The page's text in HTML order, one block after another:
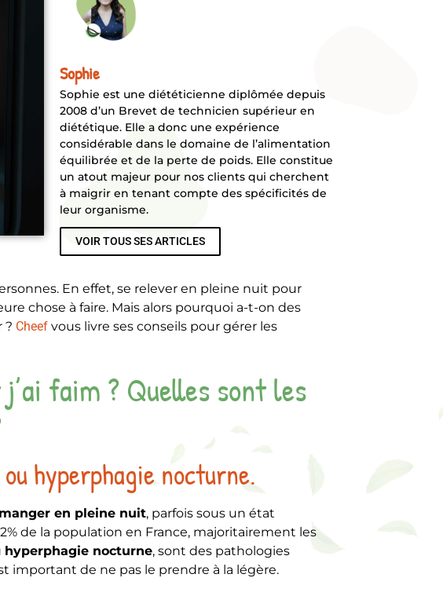
En effet, se relever en pleine nuit pour
chose à faire. Mais alors pourquoi a-t-on des
? Cheefvous livre ses conseils pour gérer les
faim ? Quelles sont les
hyperphagie nocturne.
en pleine nuit, parfois sous un état
de la population en France, majoritairement les
hyperphagie nocturne, sont des pathologies
important de ne pas le prendre à la légère.
Sophie
Sophie est une diététicienne diplômée depuis
2008 d’un Brevet de technicien supérieur en
diététique. Elle a donc une expérience
considérable dans le domaine de l’alimentation
équilibrée et de la perte de poids. Elle constitue
un atout majeur pour nos clients qui cherchent
à maigrir en tenant compte des spécificités de
leur organisme.
VOIR TOUS SES ARTICLES